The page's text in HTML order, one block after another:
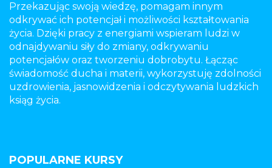
Przekazując swoją wiedzę, pomagam innym
odkrywać ich potencjał i możliwości kształtowania
życia. Dzięki pracy z energiami wspieram ludzi w
odnajdywaniu siły do zmiany, odkrywaniu
potencjałów oraz tworzeniu dobrobytu. Łącząc
świadomość ducha i materii, wykorzystuję zdolności
uzdrowienia, jasnowidzenia i odczytywania ludzkich
ksiąg życia.
POPULARNE KURSY